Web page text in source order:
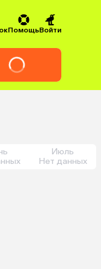
ПомощьВойти
Июль
Нет данных